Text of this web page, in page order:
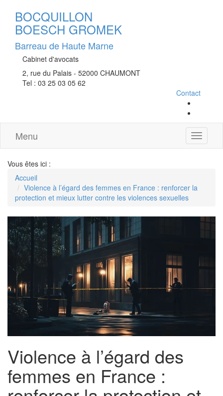
BOCQUILLON
BOESCH GROMEK
Barreau de Haute Marne
Cabinet d'avocats
2, rue du Palais - 52000 CHAUMONT
Tel : 03 25 03 05 62
Contact
Ouvrir
le
Menu
Vous êtes ici :
Accueil
Violence à l’égard des femmes en France : renforcer la
protection et mieux lutter contre les violences sexuelles
Violence à l’égard des
femmes en France :